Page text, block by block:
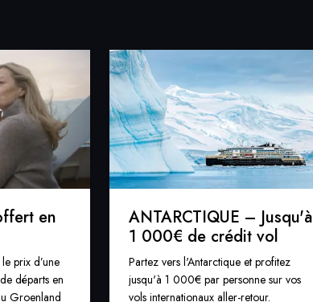
en
prix d’une
départs en
Groenland
ANTARCTIQUE – Jusqu'à
1 000€ de crédit vol
Partez vers l'Antarctique et profitez
jusqu'à 1 000€ par personne sur vos
vols internationaux aller-retour.